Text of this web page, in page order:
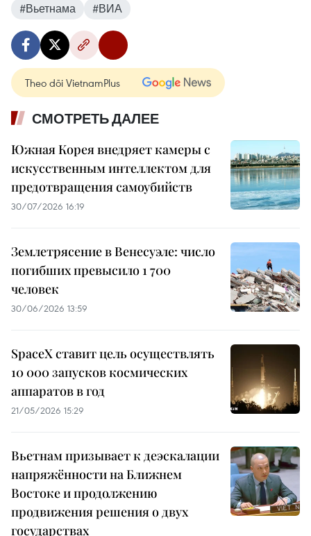
#Вьетнама
#ВИА
Theo dõi VietnamPlus
СМОТРЕТЬ ДАЛЕЕ
Южная Корея внедряет камеры с
искусственным интеллектом для
предотвращения самоубийств
30/07/2026 16:19
Землетрясение в Венесуэле: число
погибших превысило 1 700
человек
30/06/2026 13:59
SpaceX ставит цель осуществлять
10 000 запусков космических
аппаратов в год
21/05/2026 15:29
Вьетнам призывает к деэскалации
напряжённости на Ближнем
Востоке и продолжению
продвижения решения о двух
государствах